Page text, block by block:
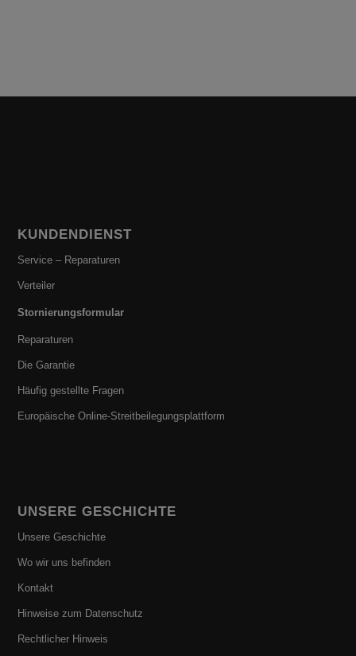
KUNDENDIENST
Service – Reparaturen
Verteiler
Stornierungsformular
Reparaturen
Die Garantie
Häufig gestellte Fragen
Europäische Online-Streitbeilegungsplattform
UNSERE GESCHICHTE
Unsere Geschichte
Wo wir uns befinden
Kontakt
Hinweise zum Datenschutz
Rechtlicher Hinweis